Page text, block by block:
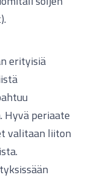
erityisiä
Hyvä periaate
valitaan liiton